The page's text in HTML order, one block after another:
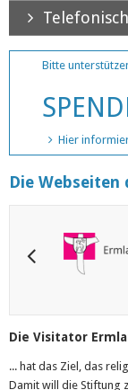
Bitte
Hier
Die
Die Visitator
... hat das Ziel, das
Damit will die Stiftung